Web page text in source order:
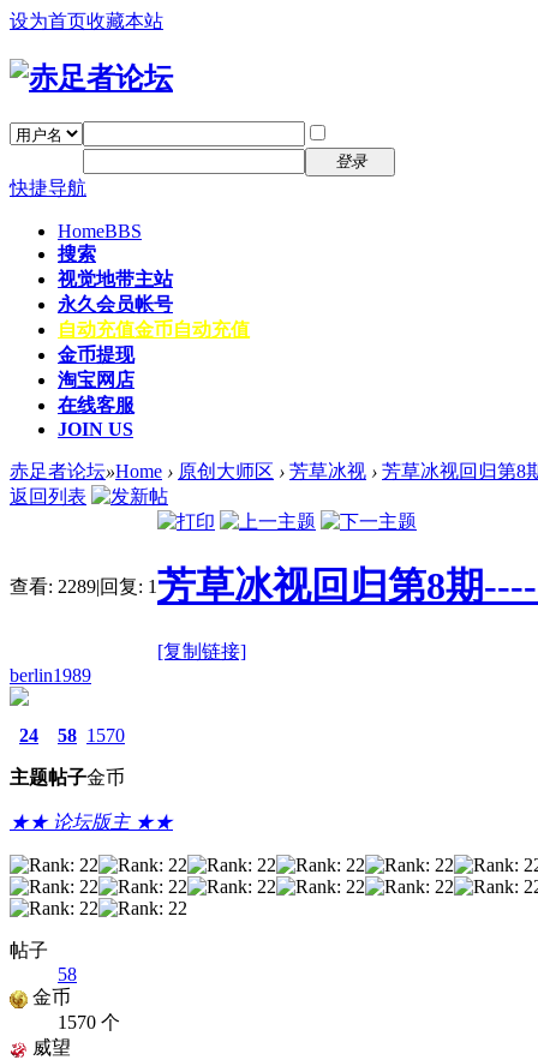
设为首页收藏本站
登录
快捷导航
HomeBBS
搜索
视觉地带主站
永久会员帐号
自动充值金币自动充值
金币提现
淘宝网店
在线客服
JOIN US
赤足者论坛»Home › 原创大师区 › 芳草冰视 › 芳草冰视回归第8
返回列表
查看: 2289|回复: 1芳草冰视回归第8期
[复制链接]
berlin1989
24
主题
58
帖子
1570
金币
★★ 论坛版主 ★★
帖子
58
金币
1570 个
威望